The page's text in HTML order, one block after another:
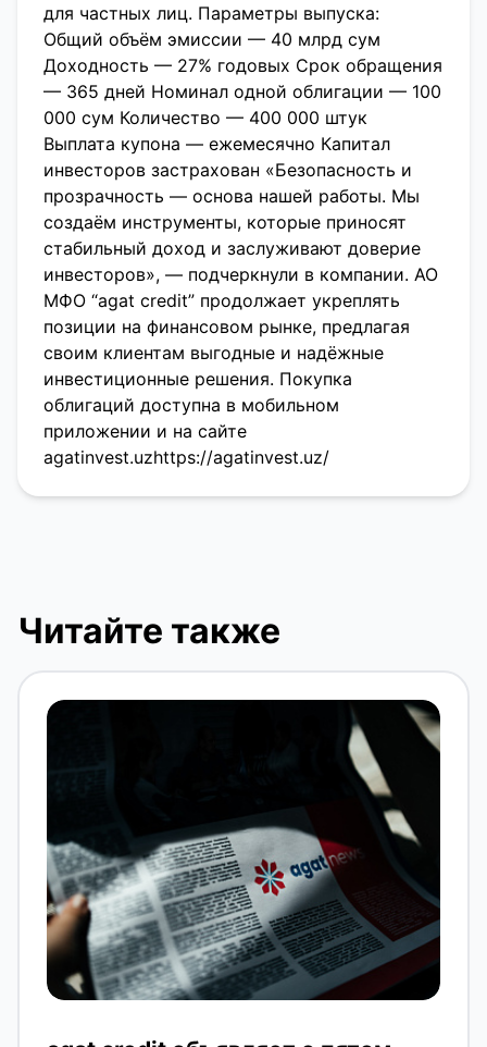
для частных лиц. Параметры выпуска:
Общий объём эмиссии — 40 млрд сум
Доходность — 27% годовых Срок обращения
— 365 дней Номинал одной облигации — 100
000 сум Количество — 400 000 штук
Выплата купона — ежемесячно Капитал
инвесторов застрахован «Безопасность и
прозрачность — основа нашей работы. Мы
создаём инструменты, которые приносят
стабильный доход и заслуживают доверие
инвесторов», — подчеркнули в компании. АО
МФО “agat credit” продолжает укреплять
позиции на финансовом рынке, предлагая
своим клиентам выгодные и надёжные
инвестиционные решения. Покупка
облигаций доступна в мобильном
приложении и на сайте
agatinvest.uzhttps://agatinvest.uz/
Читайте также